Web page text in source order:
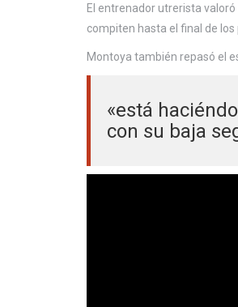
El entrenador utrerista
compiten hasta el final de
Montoya también repasó el
«está
con su baja